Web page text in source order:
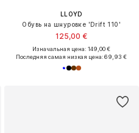
LLOYD
Обувь на шнуровке 'Drift 110'
125,00 €
Изначальная цена: 149,00 €
Последняя самая низкая цена:69,93 €